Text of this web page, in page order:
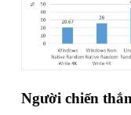
Người chiến